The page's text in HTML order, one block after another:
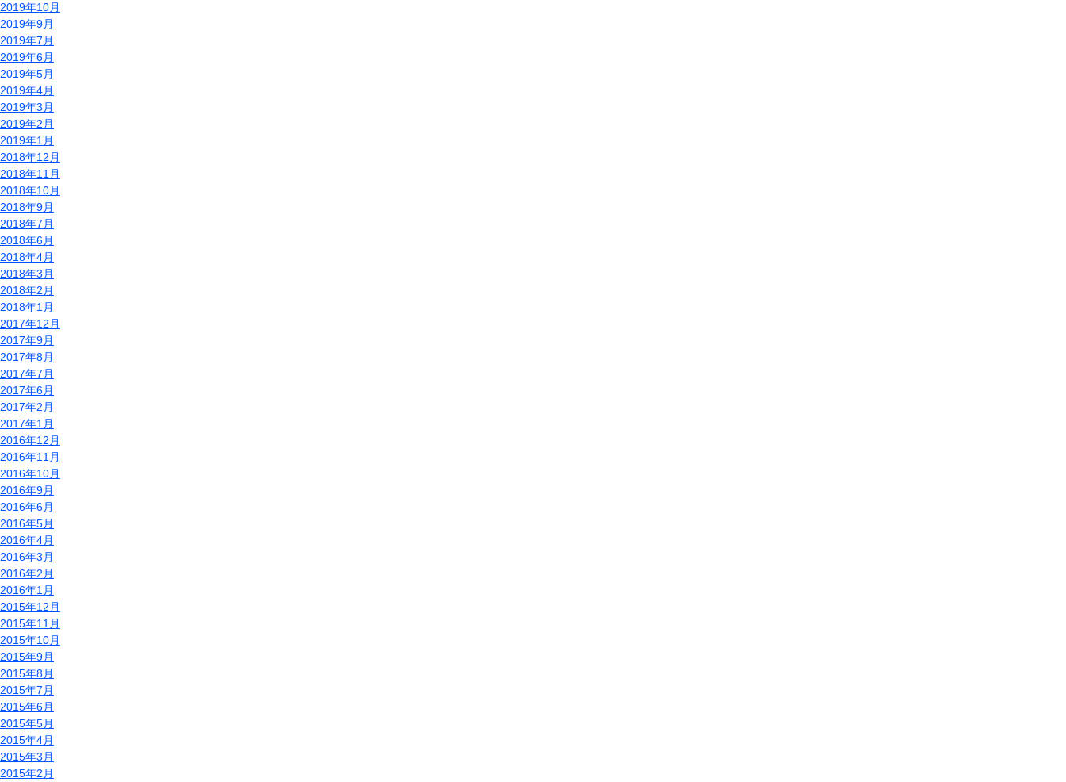
2019年10月
2019年9月
2019年7月
2019年6月
2019年5月
2019年4月
2019年3月
2019年2月
2019年1月
2018年12月
2018年11月
2018年10月
2018年9月
2018年7月
2018年6月
2018年4月
2018年3月
2018年2月
2018年1月
2017年12月
2017年9月
2017年8月
2017年7月
2017年6月
2017年2月
2017年1月
2016年12月
2016年11月
2016年10月
2016年9月
2016年6月
2016年5月
2016年4月
2016年3月
2016年2月
2016年1月
2015年12月
2015年11月
2015年10月
2015年9月
2015年8月
2015年7月
2015年6月
2015年5月
2015年4月
2015年3月
2015年2月